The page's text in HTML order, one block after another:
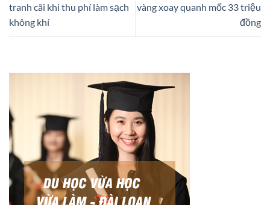
tranh cãi khi thu phí làm sạch
không khí
vàng xoay quanh mốc 33 triệu
đồng